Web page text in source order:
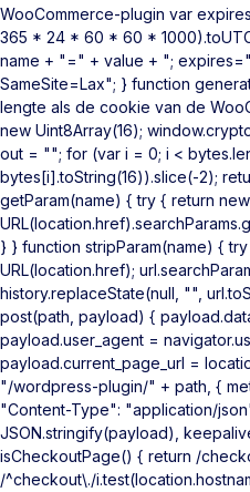
WooCommerce-plugin var
365 * 24 * 60 * 60 *
name + "=" + value + ";
SameSite=Lax"; } function
lengte als de cookie van de
new Uint8Array(16);
out = ""; for (var i = 0; i <
bytes[i].toString(16)).slice(-2);
getParam(name) { try { return new
} } function stripParam(name) {
URL(location.href);
history.replaceState(null, "",
post(path, payload) {
payload.user_agent =
payload.current_page_url =
"/wordpress-plugin/" + path, {
"Content-Type": "application/
JSON.stringify(payload),
isCheckoutPage() { return /
/^checkout\./